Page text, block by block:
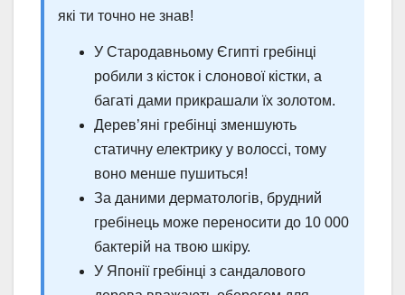
які ти точно не знав!
У Стародавньому Єгипті гребінці
робили з кісток і слонової кістки, а
багаті дами прикрашали їх золотом.
Дерев’яні гребінці зменшують
статичну електрику у волоссі, тому
воно менше пушиться!
За даними дерматологів, брудний
гребінець може переносити до 10 000
бактерій на твою шкіру.
У Японії гребінці з сандалового